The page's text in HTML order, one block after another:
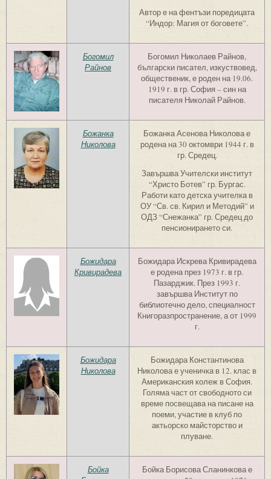
Автор е на фентъзи поредицата
“Индор: Магия от боговете”.
Богомил
Райнов
Богомил Николаев Райнов,
български писател, изкуствовед,
общественик, е роден на 19.06.
1919 г. в гр. София – син на
писателя Николай Райнов.
Божанка
Николова
Божанка Асенова Николова е
родена на 30 октомври 1944 г. в
гр. Средец.
Завършва Учителски институт
“Христо Ботев” гр. Бургас.
Работи като детска учителка в
ОУ “Св. св. Кирил и Методий” и
ОДЗ “Снежанка” гр. Средец до
пенсионирането си.
Божидара
Кривирадева
Божидара Искрева Кривирадева
е родена през 1973 г. в гр.
Пазарджик. През 1993 г.
завършва Институт по
библиотечно дело, специалност
Книгоразпространение, а от 1999
г.
Божидара
Николова
Божидара Константинова
Николова е ученичка в 12. клас в
Американския колеж в София.
Голяма част от свободното си
време посвещава на писане на
поеми, участие в клуб по
актьорско майсторство и
плуване.
Бойка
Бойка Борисова Сланинкова е